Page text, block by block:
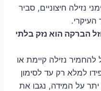
נזילה חיצוניים, סביר
הברקה הוא נזק בלתי
נזילה קיימת או
למלא רק עד לסימון
על המידה, נגבו את